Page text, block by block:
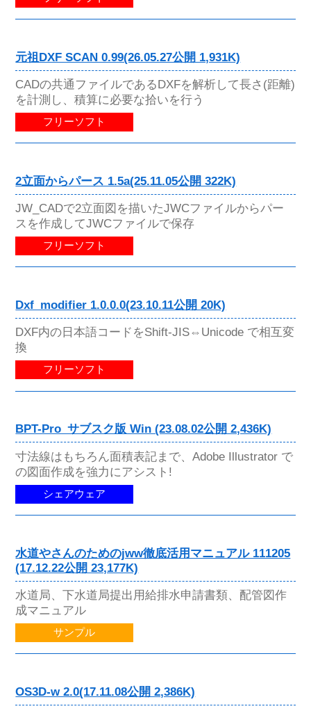
元祖DXF SCAN 0.99(26.05.27公開 1,931K)
CADの共通ファイルであるDXFを解析して長さ(距離)
を計測し、積算に必要な拾いを行う
フリーソフト
2立面からパース 1.5a(25.11.05公開 322K)
JW_CADで2立面図を描いたJWCファイルからパー
スを作成してJWCファイルで保存
フリーソフト
Dxf_modifier 1.0.0.0(23.10.11公開 20K)
DXF内の日本語コードをShift-JIS⇔Unicode で相互変
換
フリーソフト
BPT-Pro_サブスク版 Win (23.08.02公開 2,436K)
寸法線はもちろん面積表記まで、Adobe Illustrator で
の図面作成を強力にアシスト!
シェアウェア
水道やさんのためのjww徹底活用マニュアル 111205
(17.12.22公開 23,177K)
水道局、下水道局提出用給排水申請書類、配管図作
成マニュアル
サンプル
OS3D-w 2.0(17.11.08公開 2,386K)